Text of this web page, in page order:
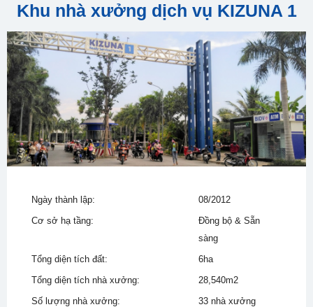
Khu nhà xưởng dịch vụ KIZUNA 1
Ngày thành lập:
08/2012
Cơ sở hạ tầng:
Đồng bộ & Sẵn
sàng
Tổng diện tích đất:
6ha
Tổng diện tích nhà xưởng:
28,540m2
Số lượng nhà xưởng:
33 nhà xưởng